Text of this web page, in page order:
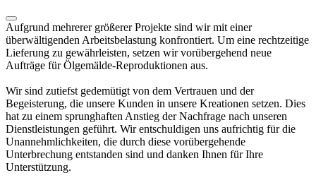
Aufgrund mehrerer größerer Projekte sind wir mit einer
überwältigenden Arbeitsbelastung konfrontiert. Um eine rechtzeitige
Lieferung zu gewährleisten, setzen wir vorübergehend neue
Aufträge für Ölgemälde-Reproduktionen aus.
Wir sind zutiefst gedemütigt von dem Vertrauen und der
Begeisterung, die unsere Kunden in unsere Kreationen setzen. Dies
hat zu einem sprunghaften Anstieg der Nachfrage nach unseren
Dienstleistungen geführt. Wir entschuldigen uns aufrichtig für die
Unannehmlichkeiten, die durch diese vorübergehende
Unterbrechung entstanden sind und danken Ihnen für Ihre
Unterstützung.